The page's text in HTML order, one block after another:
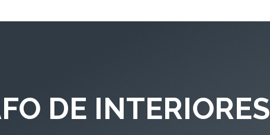
DE INTERIORES